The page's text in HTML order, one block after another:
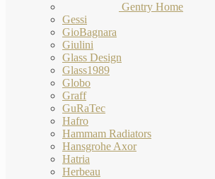
Gentry Home
Gessi
GioBagnara
Giulini
Glass Design
Glass1989
Globo
Graff
GuRaTec
Hafro
Hammam Radiators
Hansgrohe Axor
Hatria
Herbeau